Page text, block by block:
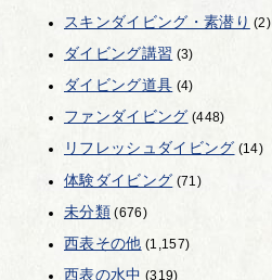
スキンダイビング・素潜り (2)
ダイビング講習 (3)
ダイビング道具 (4)
ファンダイビング (448)
リフレッシュダイビング (14)
体験ダイビング (71)
未分類(676)
西表その他 (1,157)
西表の水中 (319)